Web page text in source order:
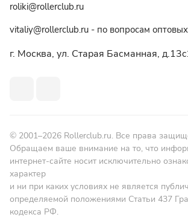
roliki@rollerclub.ru
vitaliy@rollerclub.ru - по вопросам
г. Москва, ул. Старая Басманная,
© 2001–2026 Rollerclub.ru. Все права
Обращаем ваше внимание на то, что
интернет-сайте носит исключительно
характер
и ни при каких условиях не является
определяемой положениями Статьи 437
кодекса РФ.